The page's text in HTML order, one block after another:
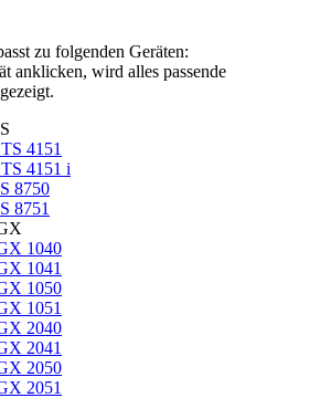
zu folgenden Geräten:
anklicken, wird alles passende
4151
4151 i
8750
8751
1040
1041
1050
1051
2040
2041
2050
2051